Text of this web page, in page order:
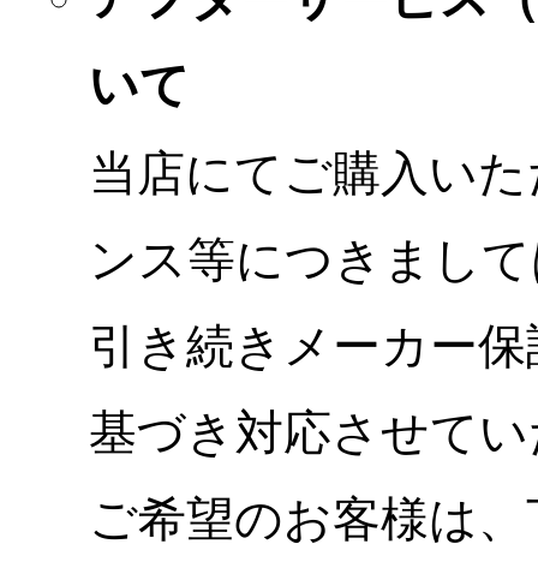
いて
当店にてご購入い
ンス等につきまし
引き続きメーカー
基づき対応させて
ご希望のお客様は